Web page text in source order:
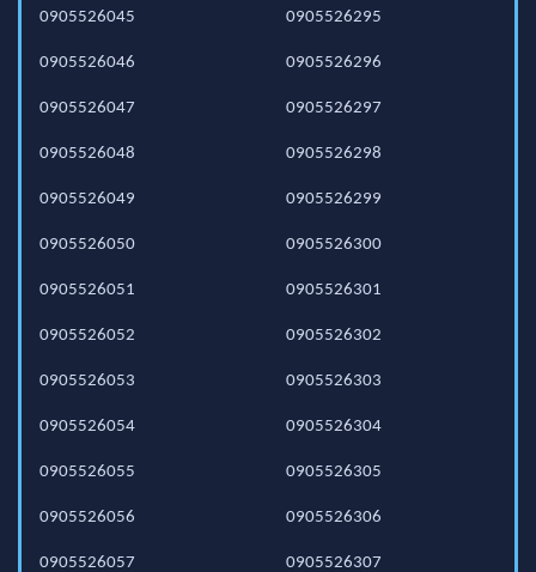
0905526045
0905526046
0905526047
0905526048
0905526049
0905526050
0905526051
0905526052
0905526053
0905526054
0905526055
0905526056
0905526057
0905526295
0905526296
0905526297
0905526298
0905526299
0905526300
0905526301
0905526302
0905526303
0905526304
0905526305
0905526306
0905526307